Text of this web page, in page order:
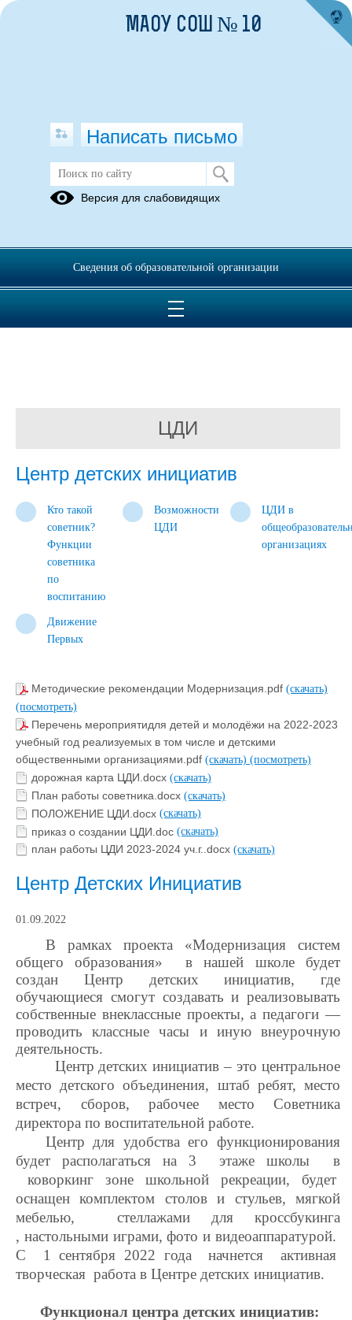
ЦДИ
Центр детских инициатив
Кто такой
советник?
Функции
советника
по
воспитанию
Возможности
ЦДИ
ЦДИ в
организациях
Движение
Первых
Методические рекомендации Модернизация.pdf (скачать)
(посмотреть)
Перечень мероприятидля детей и молодёжи на 2022-2023
учебный год реализуемых в том числе и детскими
общественными организациями.pdf (скачать) (посмотреть)
дорожная карта ЦДИ.docx (скачать)
План работы советника.docx (скачать)
ПОЛОЖЕНИЕ ЦДИ.docx (скачать)
приказ о создании ЦДИ.doc (скачать)
план работы ЦДИ 2023-2024 уч.г..docx (скачать)
Центр Детских Инициатив
01.09.2022
В рамках проекта «Модернизация систем
общего образования» в нашей школе будет
создан Центр детских инициатив, где
обучающиеся смогут создавать и реализовывать
собственные внеклассные проекты, а педагоги —
проводить классные часы и иную внеурочную
деятельность.
Центр детских инициатив – это центральное
место детского объединения, штаб ребят, место
встреч, сборов, рабочее место Советника
директора по воспитательной работе.
Центр для удобства его функционирования
будет располагаться на 3 этаже школы в
коворкинг зоне школьной рекреации, будет
оснащен комплектом столов и стульев, мягкой
мебелью, стеллажами для кроссбукинга
, настольными играми, фото и видеоаппаратурой.
С 1 сентября 2022 года начнется активная
творческая работа в Центре детских инициатив.
Функционал центра детских инициатив:
МАОУ СОШ № 10
Написать письмо
Версия для слабовидящих
Сведения об образовательной организации